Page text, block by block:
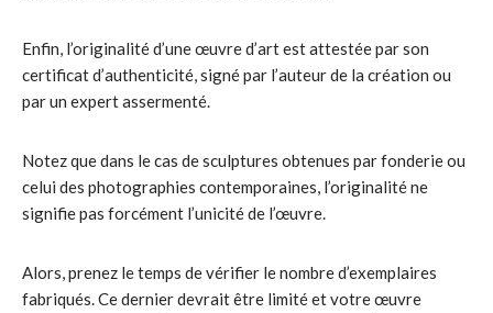
Enfin, l’originalité d’une œuvre d’art est attestée par son
certificat d’authenticité, signé par l’auteur de la création ou
par un expert assermenté.
Notez que dans le cas de sculptures obtenues par fonderie ou
celui des photographies contemporaines, l’originalité ne
signifie pas forcément l’unicité de l’œuvre.
Alors, prenez le temps de vérifier le nombre d’exemplaires
fabriqués. Ce dernier devrait être limité et votre œuvre